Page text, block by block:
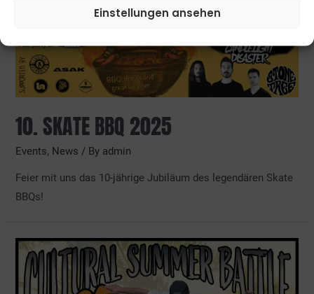
Einstellungen ansehen
10. SKATE BBQ 2025
Events, News / By admin
Feier mit uns das 10-jährige Jubiläum des legendären Skate
BBQs!